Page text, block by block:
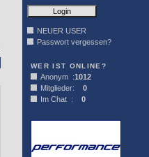
NEUER USER
Passwort vergessen?
WER IST ONLINE?
Anonym :1012
Mitglieder: 0
Im Chat : 0